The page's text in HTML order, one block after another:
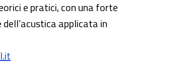
e pratici, con una forte
applicata in